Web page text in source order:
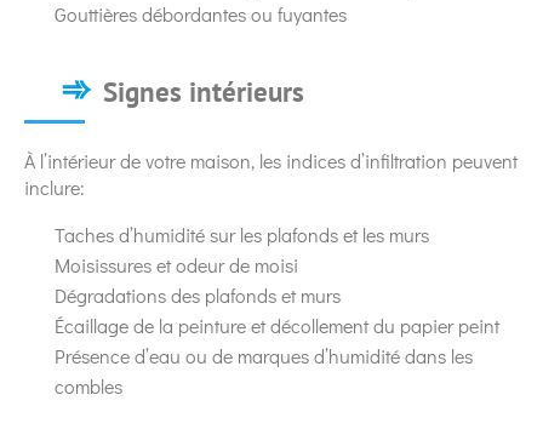
Gouttières débordantes ou fuyantes
Signes intérieurs
À l’intérieur de votre maison, les indices d’infiltration peuvent
inclure:
Taches d’humidité sur les plafonds et les murs
Moisissures et odeur de moisi
Dégradations des plafonds et murs
Écaillage de la peinture et décollement du papier peint
Présence d’eau ou de marques d’humidité dans les
combles